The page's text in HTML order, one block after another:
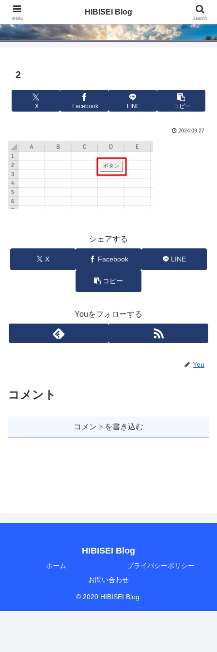
HIBISEI Blog
2
X Facebook LINE コピー
2024.09.27
シェアする
X Facebook LINE
コピー
Youをフォローする
You
コメント
コメントを書き込む
HIBISEI Blog
ホーム
プライバシーポリシー
お問い合わせ
© 2020 HIBISEI Blog.
menu
HIBISEI Blog
search